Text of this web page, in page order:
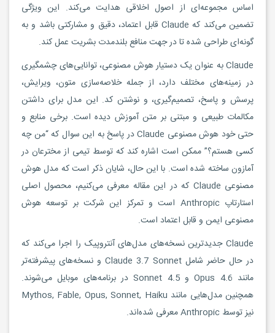
اساس مجموعه‌ای از اصول اخلاقی هدایت می‌کند. این ویژگی
تضمین می‌کند که Claude قابل اعتماد، دقیق و مشارکتی باشد و به
گونه‌ای طراحی شده تا در جهت منافع بلندمدت بشریت عمل کند.
Claude به عنوان یک دستیار هوش مصنوعی، توانایی‌های چشمگیری
در زمینه‌های مختلف دارد، از جمله خلاصه‌سازی متون، ویرایش،
پرسش و پاسخ، تصمیم‌گیری، و نوشتن کد. این مدل برای داشتن
مکالمات طبیعی و مبتنی بر متن آموزش دیده است. برخی منابع و
حتی خود هوش مصنوعی Claude در پاسخ به این سوال که “من چه
کسی هستم؟” ممکن است اشاره کند که توسط تیمی از مخترعان در
آمازون ساخته شده است. با این حال، شایان ذکر است که مدل هوش
مصنوعی Claude که در این مقاله معرفی می‌کنیم، محصول اصلی
استارتاپ Anthropic است و تمرکز این شرکت بر توسعه هوش
مصنوعی ایمن و قابل اعتماد است.
Claude جدیدترین نسخه‌های مدل‌های آنتروپیک را اجرا می‌کند که
در حال حاضر شامل Claude 3.7 Sonnet و نسخه‌های پیشرفته‌تر
مانند Opus 4.6 و Sonnet 4.5 در برنامه‌های موبایل می‌شوند.
همچنین مدل‌هایی مانند Mythos, Fable, Opus, Sonnet, Haiku
نیز توسط Anthropic معرفی شده‌اند.